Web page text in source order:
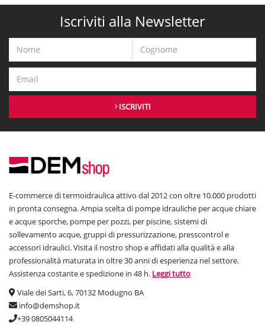
Iscriviti alla Newsletter
ISCRIVITI
E-commerce di termoidraulica attivo dal 2012 con oltre 10.000 prodotti
in pronta consegna. Ampia scelta di pompe idrauliche per acque chiare
e acque sporche, pompe per pozzi, per piscine, sistemi di
sollevamento acque, gruppi di pressurizzazione, presscontrol e
accessori idraulici. Visita il nostro shop e affidati alla qualità e alla
professionalità maturata in oltre 30 anni di esperienza nel settore.
Assistenza costante e spedizione in 48 h. Leggi tutto
Viale dei Sarti, 6, 70132 Modugno BA
info@demshop.it
+39 0805044114